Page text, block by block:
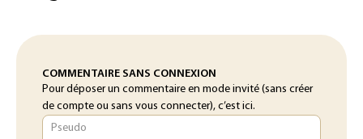
COMMENTAIRE SANS CONNEXION
Pour déposer un commentaire en mode invité (sans créer
de compte ou sans vous connecter), c’est ici.
Pseudo